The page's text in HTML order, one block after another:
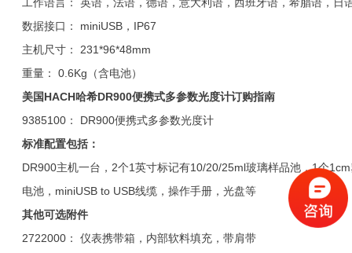
数据接口： miniUSB，IP67
主机尺寸： 231*96*48mm
重量： 0.6Kg（含电池）
美国HACH哈希DR900便携式多参数光度计订购指南
9385100： DR900便携式多参数光度计
标准配置包括：
DR900主机一台，2个1英寸标记有10/20/25ml玻璃样品池，1个
电池，miniUSB to USB线缆，操作手册，光盘等
其他可选附件
2722000： 仪表携带箱，内部软料填充，带肩带